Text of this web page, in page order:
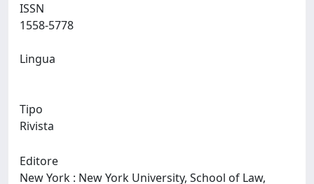
ISSN
Lingua
Tipo
Rivista
Editore
New York : New York University, School of Law,